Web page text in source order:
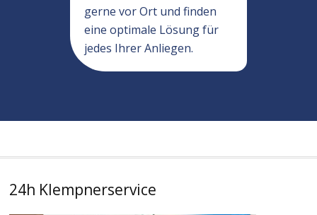
gerne vor Ort und finden
eine optimale Lösung für
jedes Ihrer Anliegen.
24h Klempnerservice